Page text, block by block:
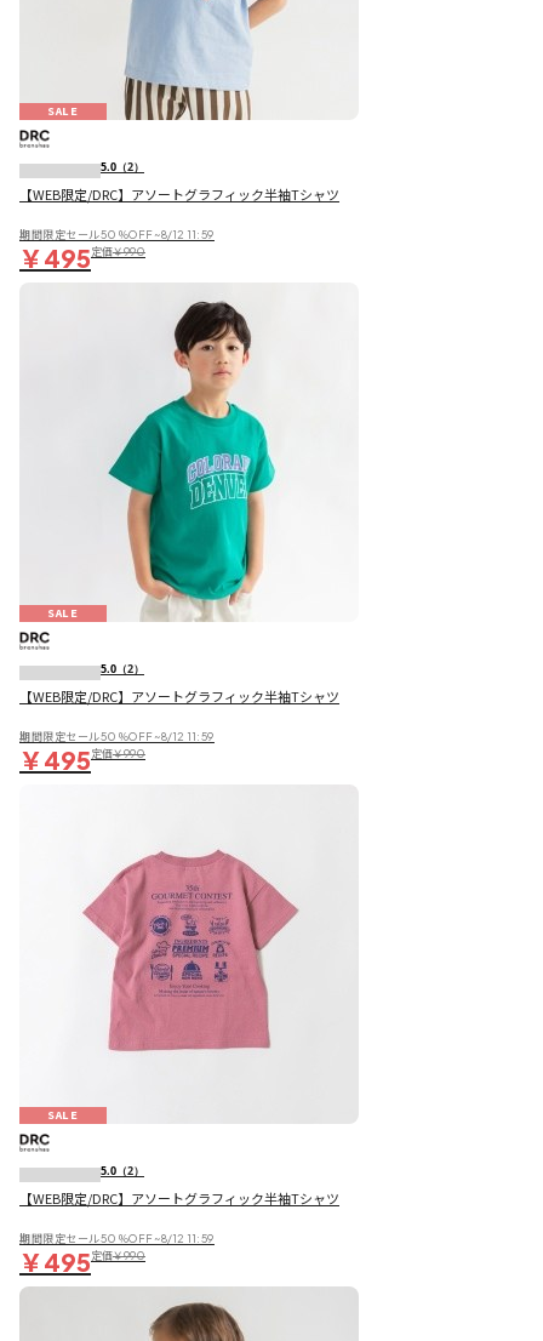
SALE
5.0 （2）
【WEB限定/DRC】アソートグラフィック半袖Tシャツ
期間限定セール50％OFF~8/12 11:59
￥495定価￥990
SALE
5.0 （2）
【WEB限定/DRC】アソートグラフィック半袖Tシャツ
期間限定セール50％OFF~8/12 11:59
￥495定価￥990
SALE
5.0 （2）
【WEB限定/DRC】アソートグラフィック半袖Tシャツ
期間限定セール50％OFF~8/12 11:59
￥495定価￥990